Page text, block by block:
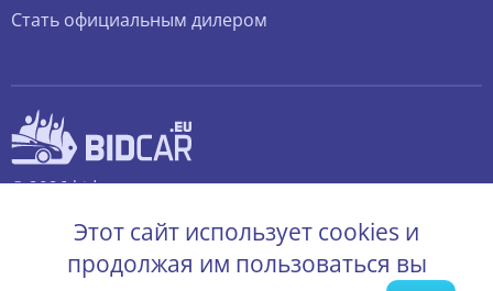
Стать официальным дилером
© 2026 bidcar.eu
Этот сайт использует cookies и
продолжая им пользоваться вы